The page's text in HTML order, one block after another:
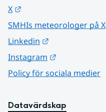
X
SMHIs meteorologer på X
Linkedin
Instagram
Policy för sociala medier
Datavärdskap